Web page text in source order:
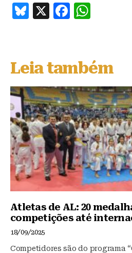
B
s
k
y
X
F
e
b
o
o
k
s
A
p
p
Leia também
Atletas de AL: 20
competições até
18/09/2025
Competidores são do programa